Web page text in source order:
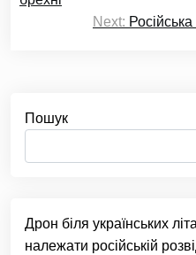
Next:
Пошук
Дрон біля українських
належати російській